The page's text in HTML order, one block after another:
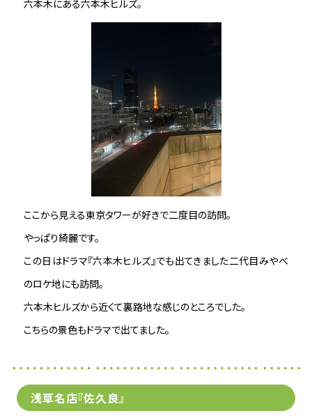
六本木にある六本木ヒルズ。
ここから見える東京タワーが好きで二度目の訪問。
やっぱり綺麗です。
この日はドラマ『六本木ヒルズ』でも出てきました二代目みやべ
のロケ地にも訪問。
六本木ヒルズから近くて裏路地な感じのところでした。
こちらの景色もドラマで出てました。
浅草名店『佐久良』